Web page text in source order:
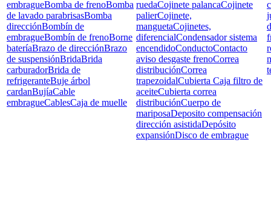
embragueBomba de frenoBomba
de lavado parabrisasBomba
direcciónBombín de
embragueBombín de frenoBorne
bateríaBrazo de direcciónBrazo
de suspensiónBridaBrida
carburadorBrida de
refrigeranteBuje árbol
cardanBujíaCable
embragueCablesCaja de muelle
ruedaCojinete palancaCojinete
palierCojinete,
manguetaCojinetes,
diferencialCondensador sistema
encendidoConductoContacto
aviso desgaste frenoCorrea
distribuciónCorrea
trapezoidalCubierta Caja filtro de
aceiteCubierta correa
distribuciónCuerpo de
mariposaDeposito compensación
dirección asistidaDepósito
expansiónDisco de embrague